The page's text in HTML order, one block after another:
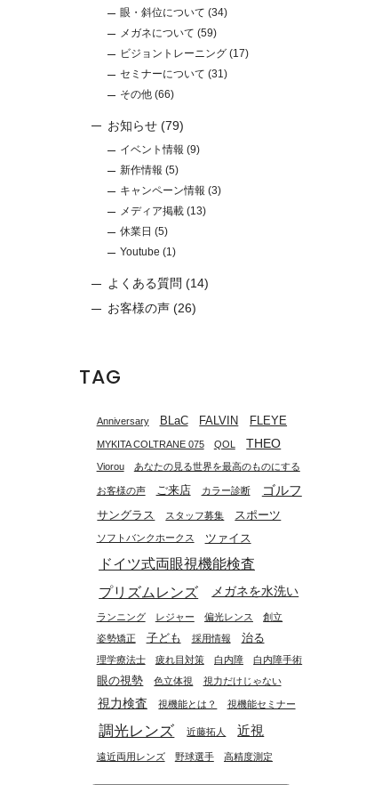
眼・斜位について (34)
メガネについて (59)
ビジョントレーニング (17)
セミナーについて (31)
その他 (66)
お知らせ(79)
イベント情報 (9)
新作情報 (5)
キャンペーン情報 (3)
メディア掲載 (13)
休業日 (5)
Youtube (1)
よくある質問 (14)
お客様の声(26)
TAG
Anniversary BLaC FALVIN FLEYE
MYKITA COLTRANE 075 QOL THEO
Viorou あなたの見る世界を最高のものにする
お客様の声 ご来店 カラー診断 ゴルフ
サングラス スタッフ募集 スポーツ
ソフトバンクホークス ツァイス
ドイツ式両眼視機能検査
プリズムレンズ メガネを水洗い
ランニング レジャー 偏光レンス
創立
姿勢矯正
子ども 採用情報 治る
理学療法士 疲れ目対策 白内障 白内障手術
眼の視勢 色立体視 視力だけじゃない
視力検査 視機能とは？ 視機能セミナー
調光レンズ 近藤拓人 近視
遠近両用レンズ 野球選手 高精度測定